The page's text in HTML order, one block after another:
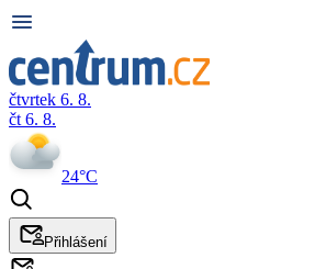
čtvrtek 6. 8.
čt 6. 8.
24°C
Přihlášení